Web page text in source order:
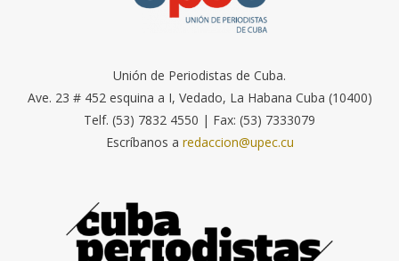
Unión de Periodistas de Cuba.
Ave. 23 # 452 esquina a I, Vedado, La Habana Cuba (10400)
Telf. (53) 7832 4550 | Fax: (53) 7333079
Escríbanos a redaccion@upec.cu